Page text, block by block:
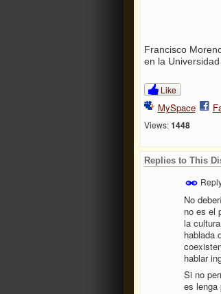
Francisco
en la
Like
MySpace
Views: 1448
Replies to This
No
no es el
la
hablada
hablar
Si no
es lenga